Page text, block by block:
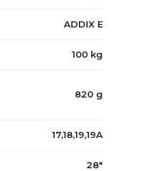
ADDIX E
100 kg
820 g
17,18,19,19A
28"